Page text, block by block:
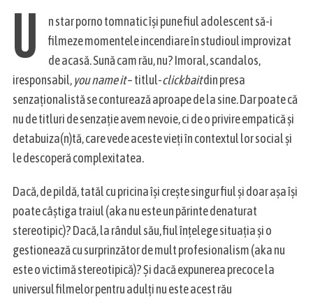
U
n star porno tomnatic își pune fiul adolescent să-i
filmeze momentele incendiare în studioul improvizat
de acasă. Sună cam rău, nu? Imoral, scandalos,
iresponsabil,you name it– titlul-clickbaitdin presa
senzaționalistă se conturează aproape de la sine. Dar poate că
nu de titluri de senzație avem nevoie, ci de o privire empatică și
detabuiza(n)tă, care vede aceste vieți în contextul lor social și
le descoperă complexitatea.
Dacă, de pildă, tatăl cu pricina își crește singur fiul și doar așa își
poate câștiga traiul (aka nu este un părinte denaturat
stereotipic)? Dacă, la rândul său, fiul înțelege situația și o
gestionează cu surprinzător de mult profesionalism (akanu
este o victimă stereotipică)? Și dacă expunerea precoce la
universul filmelor pentru adulți nu este acest rău
S
e
r
c
h